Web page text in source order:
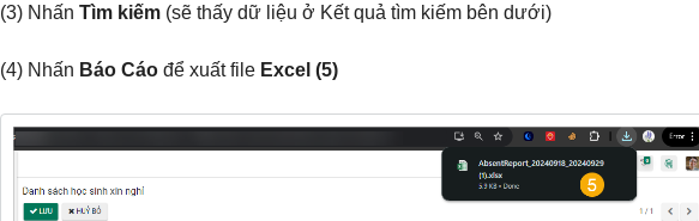
(3) NhấnTìm kiếm (sẽ thấy dữ liệu ở Kết quả tìm kiếm bên dưới)
(4) Nhấn Báo Cáo để xuất file Excel (5)